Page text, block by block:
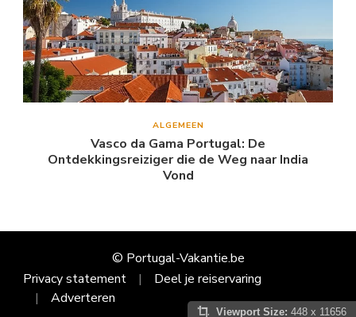
ALGEMEEN
Vasco da Gama Portugal: De
Ontdekkingsreiziger die de Weg naar India
Vond
© Portugal-Vakantie.be
Privacy statement
Deel je reiservaring
Adverteren
Viewport Size: 448 x 11656